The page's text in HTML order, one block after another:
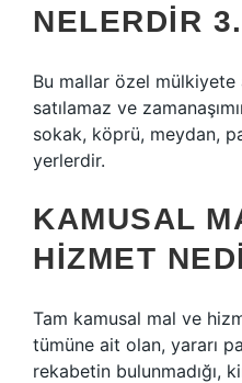
NELERDIR
Bu mallar özel mülkiyete
satılamaz ve
sokak, köprü, meydan,
yerlerdir.
KAMUSAL
HIZMET
Tam kamusal mal ve
tümüne ait olan, yararı
rekabetin bulunmadığı,